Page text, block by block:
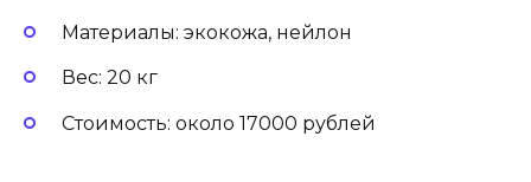
Материалы: экокожа, нейлон
Вес: 20 кг
Стоимость: около 17000 рублей